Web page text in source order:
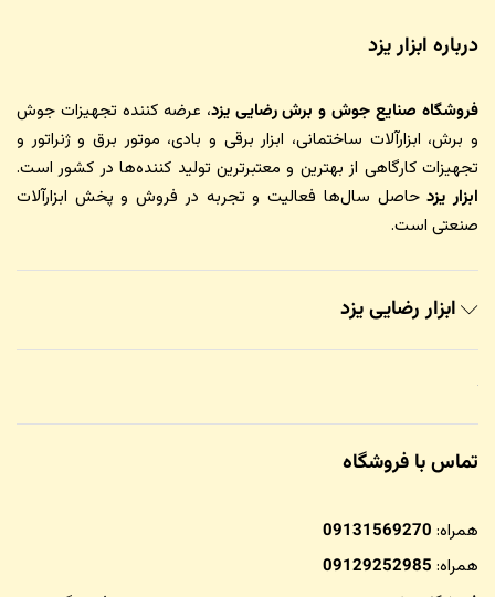
درباره ابزار یزد
فروشگاه صنایع جوش و برش رضایی یزد، عرضه کننده تجهیزات جوش
و برش، ابزارآلات ساختمانی، ابزار برقی و بادی، موتور برق و ژنراتور و
تجهیزات کارگاهی از بهترین و معتبرترین تولید کننده‌ها در کشور است.
ابزار یزدحاصل سال‌ها فعالیت و تجربه در فروش و پخش ابزارآلات
صنعتی است.
ابزار رضایی یزد
تماس با فروشگاه
همراه: 09131569270
همراه: 09129252985